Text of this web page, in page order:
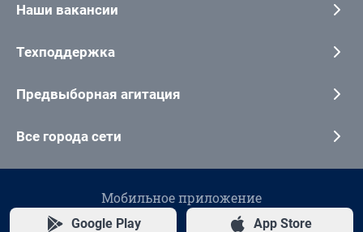
Наши вакансии
Техподдержка
Предвыборная агитация
Все города сети
Мобильное приложение
Google Play App Store